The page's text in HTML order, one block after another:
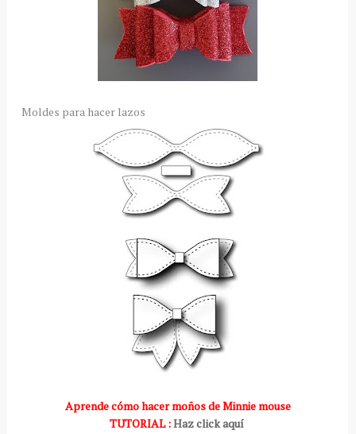
Moldes para hacer lazos
Aprende cómo hacer moños de Minnie mouse
TUTORIAL :Haz click aquí